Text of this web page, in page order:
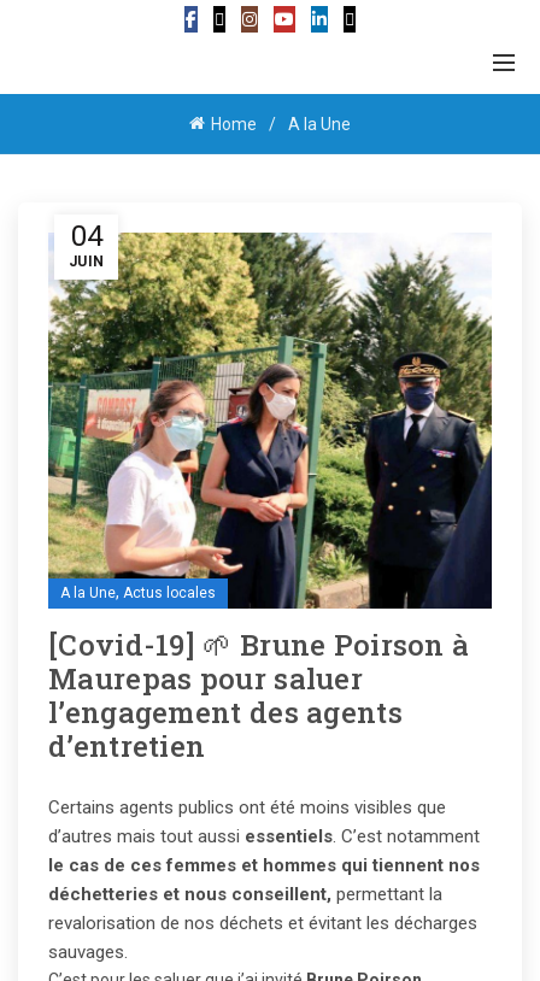
Home A la Une
04
JUIN
A la Une, Actus locales
[Covid-19] 🌱 Brune Poirson à
Maurepas pour saluer
l’engagement des agents
d’entretien
Certains agents publics ont été moins visibles que
d’autres mais tout aussi essentiels. C’est notamment
le cas de ces femmes et hommes qui tiennent nos
déchetteries et nous conseillent, permettant la
revalorisation de nos déchets et évitant les décharges
sauvages.